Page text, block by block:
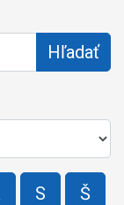
Hľadať
S Š